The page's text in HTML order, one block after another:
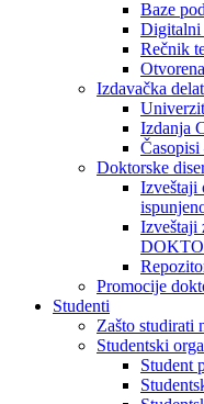
Baze
Digitalni
Rečnik
Izdavačka
Izdanja
Doktorske
Izveštaji
Izveštaji
Promocije
Studenti
Zašto studirati
Studentski
Student